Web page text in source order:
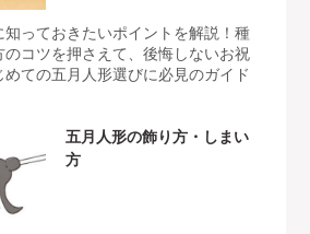
っておきたいポイントを解説！種
コツを押さえて、後悔しないお祝
ての五月人形選びに必見のガイド
五月人形の飾り方・しまい
方